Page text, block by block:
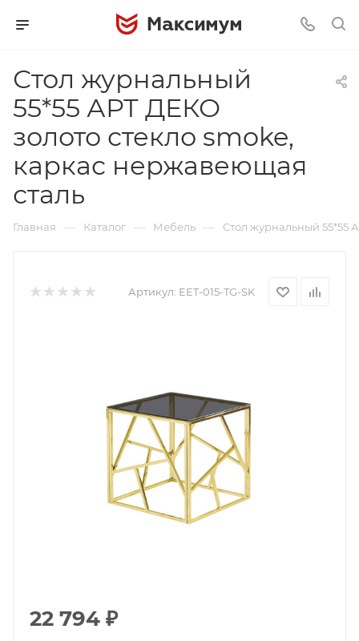
Стол журнальный
55*55 АРТ ДЕКО
золото стекло smoke,
каркас нержавеющая
сталь
Главная — Каталог — Мебель — Стол журнальный 55*55
Артикул: EET-015-TG-SK
22 794 ₽